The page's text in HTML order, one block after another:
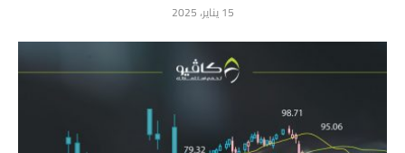
15 يناير، 2025